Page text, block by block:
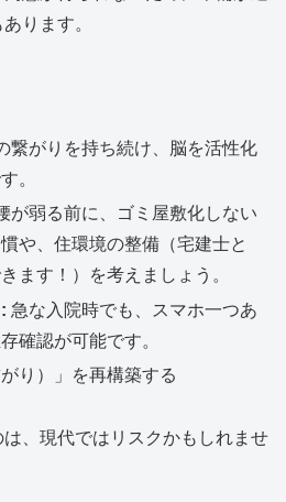
ります。
繋がりを持ち続け、脳を活性化
。
が弱る前に、ゴミ屋敷化しない
や、住環境の整備（宅建士と
ます！）を考えましょう。
急な入院時でも、スマホ一つあ
確認が可能です。
がり）」を再構築する
、現代ではリスクかもしれませ